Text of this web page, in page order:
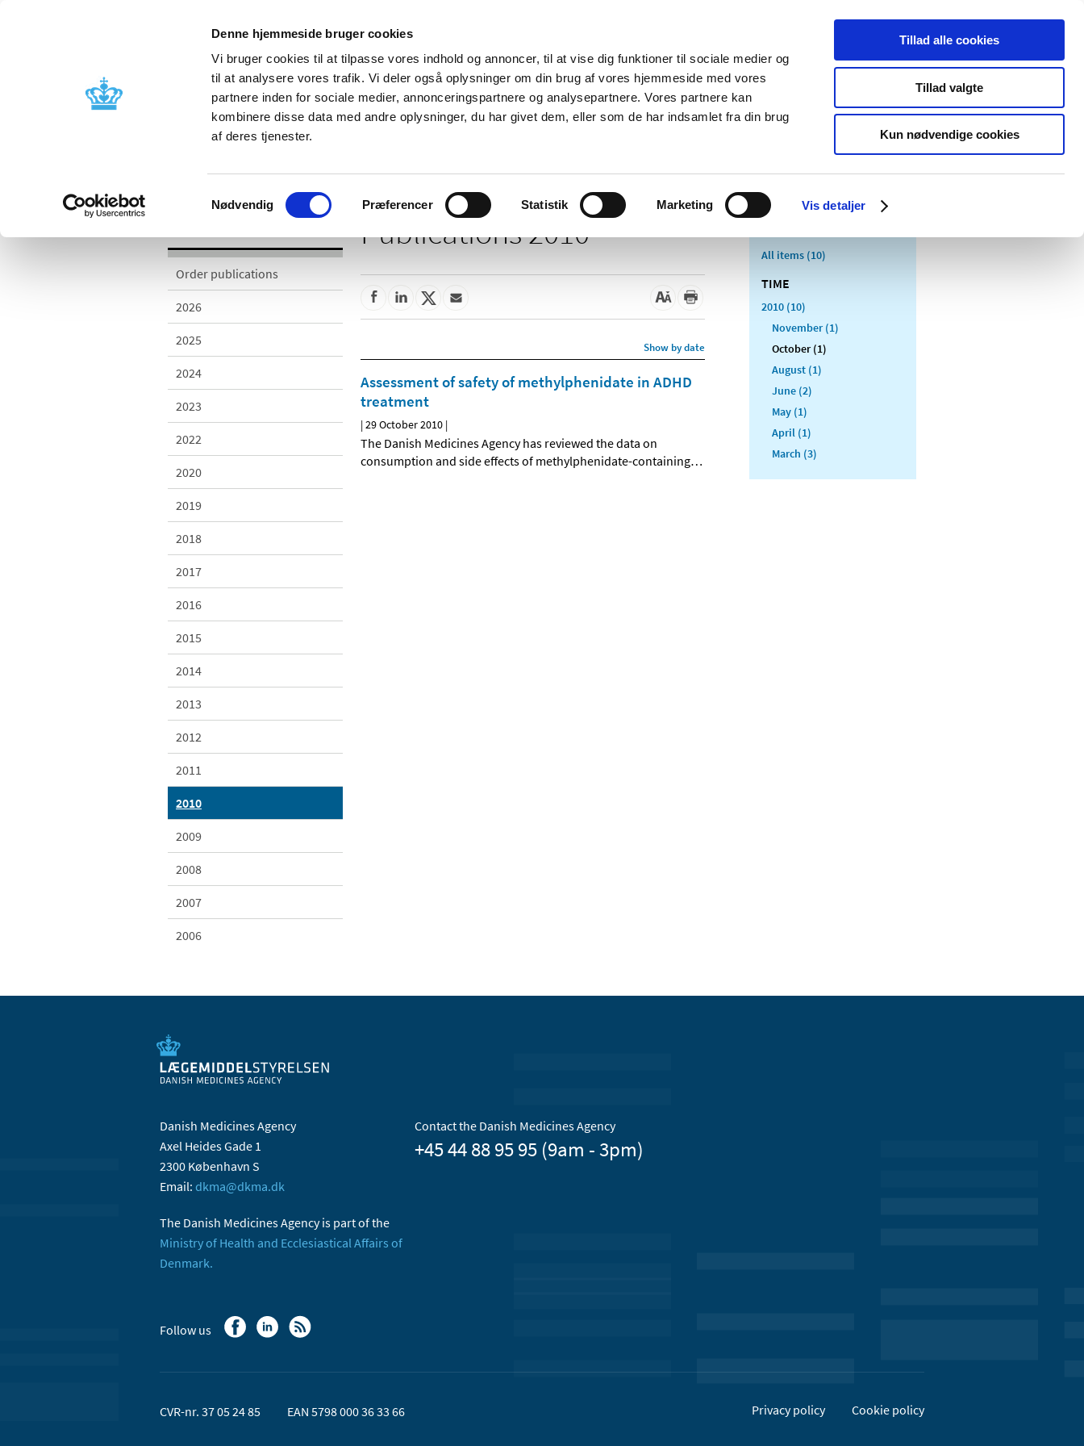
Denne hjemmeside bruger cookies
Vi bruger cookies til at tilpasse vores indhold og annoncer, til at vise dig funktioner til sociale medier og
til at analysere vores trafik. Vi deler også oplysninger om din brug af vores hjemmeside med vores
partnere inden for sociale medier, annonceringspartnere og analysepartnere. Vores partnere kan
kombinere disse data med andre oplysninger, du har givet dem, eller som de har indsamlet fra din brug
af deres tjenester.
Samtykkevalg
Nødvendig Præferencer Statistik Marketing Vis detaljer
Tillad alle cookies
Tillad valgte
Kun nødvendige cookies
News About us Contact us Publications
Licensing and
Side effects and product
information
Reimbursement and
Pharmacies and sale of
Medical
Special product
Order publications
2026
2025
2024
2023
2022
2020
2019
2018
2017
2016
2015
2014
2013
2012
2011
2010
2009
2008
2007
2006
Publications 2010
Show by date
Assessment of safety of methylphenidate in ADHD
treatment
|29 October 2010 |
The Danish Medicines Agency has reviewed the data on
consumption and side effects of methylphenidate-containing…
All items (10)
TIME
2010 (10)
November (1)
October (1)
August (1)
June (2)
May (1)
April (1)
March (3)
Danish Medicines Agency
Axel Heides Gade 1
2300 København S
Email: dkma@dkma.dk
The Danish Medicines Agency is part of the
Ministry of Health and Ecclesiastical Affairs of
Denmark.
Contact the Danish Medicines Agency
+45 44 88 95 95 (9am - 3pm)
Follow us
CVR-nr. 37 05 24 85 EAN 5798 000 36 33 66 Privacy policy Cookie policy